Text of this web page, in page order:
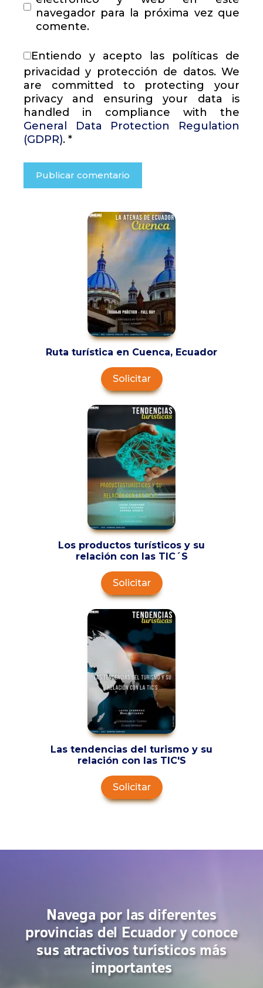
navegador para la próxima vez que
comente.
Entiendo y acepto las políticas de
privacidad y protección de datos. We
are committed to protecting your
privacy and ensuring your data is
handled in compliance with the
General Data Protection Regulation
(GDPR). *
Ruta turística en Cuenca, Ecuador
Solicitar
Los productos turísticos y su
relación con las TIC´S
Solicitar
Las tendencias del turismo y su
relación con las TIC'S
Solicitar
Navega por las diferentes
provincias del Ecuador y conoce
sus atractivos turísticos más
importantes